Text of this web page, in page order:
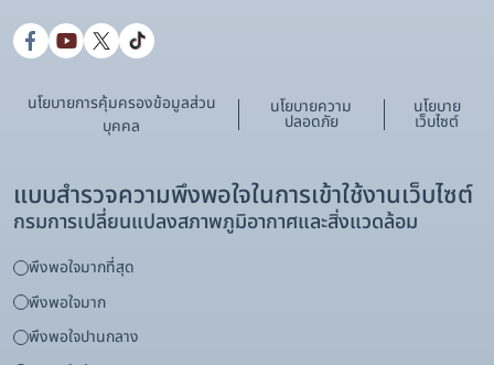
นโยบายการคุ้มครองข้อมูลส่วน
บุคคล
นโยบายความ
ปลอดภัย
นโยบาย
เว็บไซต์
แบบสำรวจความพึงพอใจในการเข้าใช้งานเว็บไซต์
กรมการเปลี่ยนแปลงสภาพภูมิอากาศและสิ่งแวดล้อม
พึงพอใจมากที่สุด
พึงพอใจมาก
พึงพอใจปานกลาง